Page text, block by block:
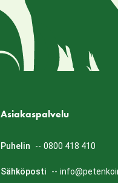
Asiakaspalvelu
Puhelin -- 0800 418 410
Sähköposti --